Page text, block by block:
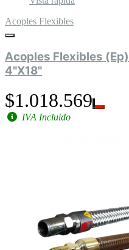
Acoples Flexibles
Acoples Flexibles
4"X18"
$1.018.569
IVA Incluido